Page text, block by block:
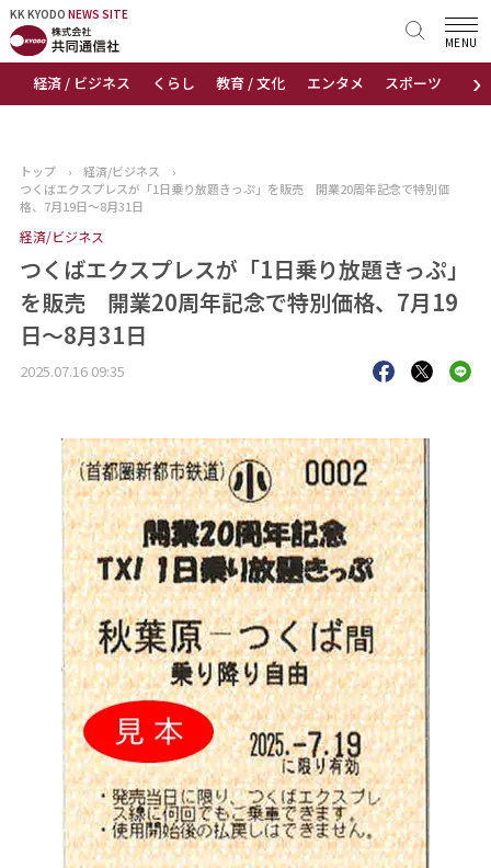
KK KYODO NEWS SITE
›
経済 / ビジネス くらし 教育 / 文化 エンタメ スポーツ 地域
MENU
KK KYODONEWS SITE
トップページ
ニュース
おすすめコンテンツ
出版物
会社概要
トップ › 経済/ビジネス
›
つくばエクスプレスが「1日乗り放題きっぷ」を販売 開業20周年記念で特別価
格、7月19日～8月31日
経済/ビジネス
つくばエクスプレスが「1日乗り放題きっぷ」
を販売 開業20周年記念で特別価格、7月19
日～8月31日
2025.07.16 09:35